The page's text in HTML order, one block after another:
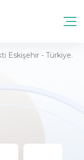
Eskişehir - Türkiye.